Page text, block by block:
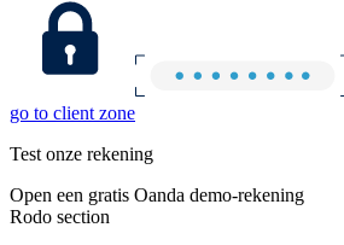
go to client zone
Test onze rekening
Open een gratis Oanda demo-rekening
Rodo section